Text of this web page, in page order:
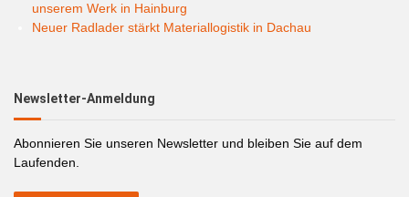
unserem Werk in Hainburg
Neuer Radlader stärkt Materiallogistik in Dachau
Newsletter-Anmeldung
Abonnieren Sie unseren Newsletter und bleiben Sie auf dem
Laufenden.